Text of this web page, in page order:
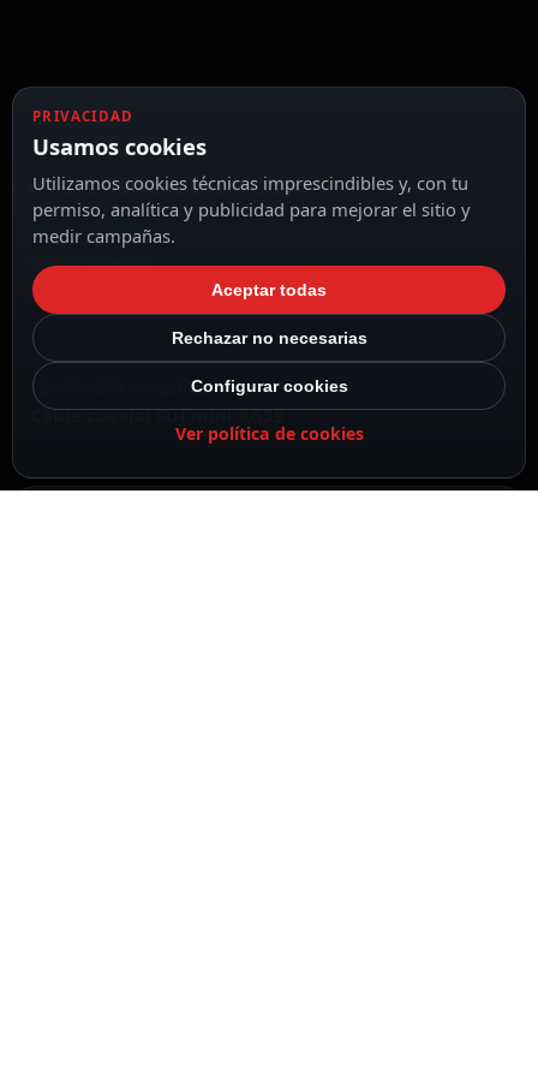
CARACTERÍSTICAS DESTACADAS
VER TODAS LAS CARACTERÍSTICAS
Tipo de conexión
BNC macho para crimpar
Tipo de cable compatible
Cable coaxial SDI mini RG59
PRIVACIDAD
Usamos cookies
Utilizamos cookies técnicas imprescindibles y, con tu
permiso, analítica y publicidad para mejorar el sitio y
medir campañas.
Aceptar todas
Rechazar no necesarias
Configurar cookies
Ver política de cookies